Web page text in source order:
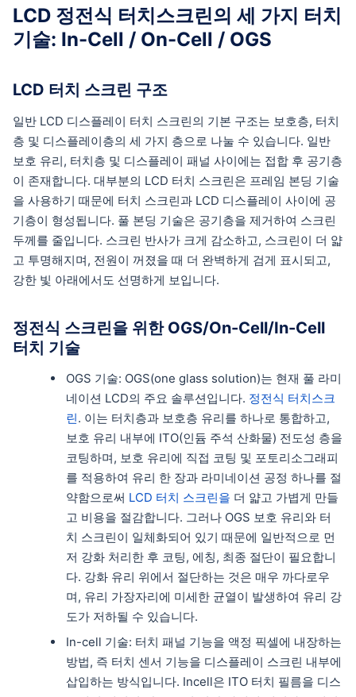
LCD 정전식 터치스크린의 세 가지 터치
기술: In-Cell / On-Cell / OGS
LCD 터치 스크린 구조
일반 LCD 디스플레이 터치 스크린의 기본 구조는 보호층, 터치
층 및 디스플레이층의 세 가지 층으로 나눌 수 있습니다. 일반
보호 유리, 터치층 및 디스플레이 패널 사이에는 접합 후 공기층
이 존재합니다. 대부분의 LCD 터치 스크린은 프레임 본딩 기술
을 사용하기 때문에 터치 스크린과 LCD 디스플레이 사이에 공
기층이 형성됩니다. 풀 본딩 기술은 공기층을 제거하여 스크린
두께를 줄입니다. 스크린 반사가 크게 감소하고, 스크린이 더 얇
고 투명해지며, 전원이 꺼졌을 때 더 완벽하게 검게 표시되고,
강한 빛 아래에서도 선명하게 보입니다.
정전식 스크린을 위한 OGS/On-Cell/In-Cell
터치 기술
OGS 기술: OGS(one glass solution)는 현재 풀 라미
네이션 LCD의 주요 솔루션입니다. 정전식 터치스크
린. 이는 터치층과 보호층 유리를 하나로 통합하고,
보호 유리 내부에 ITO(인듐 주석 산화물) 전도성 층을
코팅하며, 보호 유리에 직접 코팅 및 포토리소그래피
를 적용하여 유리 한 장과 라미네이션 공정 하나를 절
약함으로써 LCD 터치 스크린을 더 얇고 가볍게 만들
고 비용을 절감합니다. 그러나 OGS 보호 유리와 터
치 스크린이 일체화되어 있기 때문에 일반적으로 먼
저 강화 처리한 후 코팅, 에칭, 최종 절단이 필요합니
다. 강화 유리 위에서 절단하는 것은 매우 까다로우
며, 유리 가장자리에 미세한 균열이 발생하여 유리 강
도가 저하될 수 있습니다.
In-cell 기술: 터치 패널 기능을 액정 픽셀에 내장하는
방법, 즉 터치 센서 기능을 디스플레이 스크린 내부에
삽입하는 방식입니다. Incell은 ITO 터치 필름을 디스